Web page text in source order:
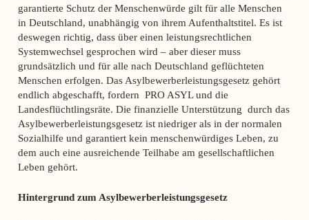
garantierte Schutz der Menschenwürde gilt für alle Menschen
in Deutschland, unabhängig von ihrem Aufenthaltstitel. Es ist
deswegen richtig, dass über einen leistungsrechtlichen
Systemwechsel gesprochen wird – aber dieser muss
grundsätzlich und für alle nach Deutschland geflüchteten
Menschen erfolgen. Das Asylbewerberleistungsgesetz gehört
endlich abgeschafft, fordern PRO ASYL und die
Landesflüchtlingsräte. Die finanzielle Unterstützung durch das
Asylbewerberleistungsgesetz ist niedriger als in der normalen
Sozialhilfe und garantiert kein menschenwürdiges Leben, zu
dem auch eine ausreichende Teilhabe am gesellschaftlichen
Leben gehört.
Hintergrund zum Asylbewerberleistungsgesetz